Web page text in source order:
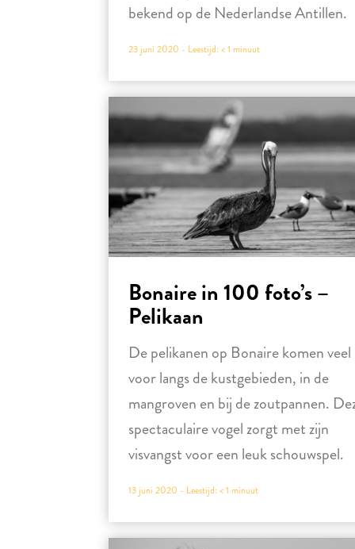
bekend op de Nederlandse Antillen.
23 juni 2020 - Leestijd: < 1 minuut
Bonaire in 100 foto’s –
Pelikaan
De pelikanen op Bonaire komen veel
voor langs de kustgebieden, in de
mangroven en bij de zoutpannen.
spectaculaire vogel zorgt met zijn
visvangst voor een leuk schouwspel.
13 juni 2020 - Leestijd: < 1 minuut